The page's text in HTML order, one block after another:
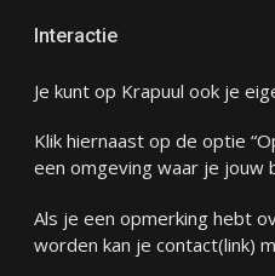
Interactie
Je kunt op Krapuul ook je
Klik hiernaast op de optie
een omgeving waar je jouw
Als je een opmerking hebt
worden kan je contact(link)